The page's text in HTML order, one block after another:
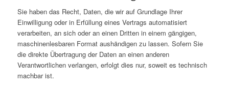
Sie haben das Recht, Daten, die wir auf Grundlage Ihrer
Einwilligung oder in Erfüllung eines Vertrags automatisiert
verarbeiten, an sich oder an einen Dritten in einem gängigen,
maschinenlesbaren Format aushändigen zu lassen. Sofern Sie
die direkte Übertragung der Daten an einen anderen
Verantwortlichen verlangen, erfolgt dies nur, soweit es technisch
machbar ist.